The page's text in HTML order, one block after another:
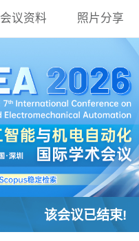
会议资料 照片分享
该会议已结束!